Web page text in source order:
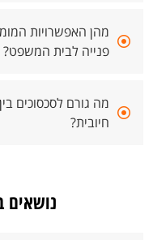
מהן האפשרויות
פנייה לבית המשפט?
מה גורם לסכסוכים
חיובית?
נושאים